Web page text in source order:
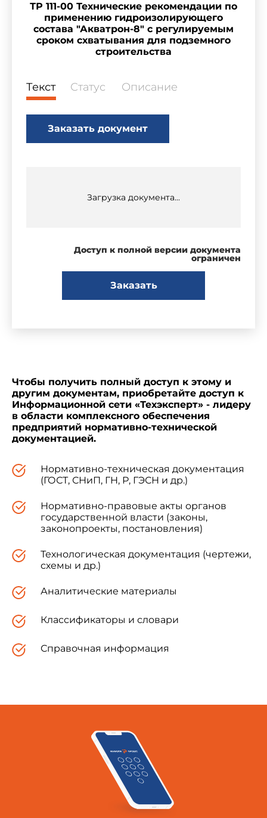
ТР 111-00 Технические рекомендации по
применению гидроизолирующего
состава "Акватрон-8" с регулируемым
сроком схватывания для подземного
строительства
Текст Статус Описание
Заказать документ
Загрузка документа...
Доступ к полной версии документа
ограничен
Заказать
Чтобы получить полный доступ к этому и
другим документам, приобретайте доступ к
Информационной сети «Техэксперт» - лидеру
в области комплексного обеспечения
предприятий нормативно-технической
документацией.
Нормативно-техническая документация
(ГОСТ, СНиП, ГН, Р, ГЭСН и др.)
Нормативно-правовые акты органов
государственной власти (законы,
законопроекты, постановления)
Технологическая документация (чертежи,
схемы и др.)
Аналитические материалы
Классификаторы и словари
Справочная информация